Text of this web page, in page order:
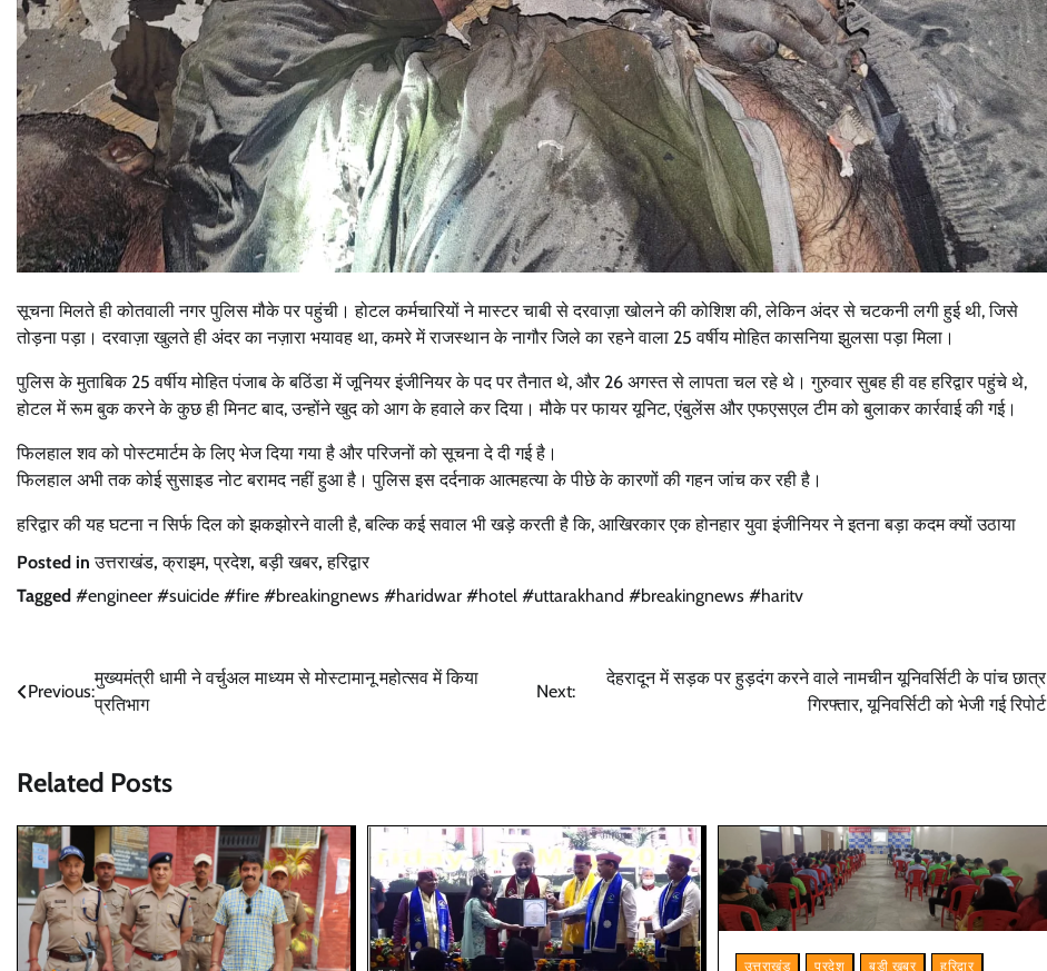
सूचना मिलते ही कोतवाली नगर पुलिस मौके पर पहुंची। होटल कर्मचारियों ने मास्टर चाबी से दरवाज़ा खोलने की कोशिश की, लेकिन अंदर से चटकनी लगी हुई थी, जिसे
तोड़ना पड़ा। दरवाज़ा खुलते ही अंदर का नज़ारा भयावह था, कमरे में राजस्थान के नागौर जिले का रहने वाला 25 वर्षीय मोहित कासनिया झुलसा पड़ा मिला।
पुलिस के मुताबिक 25 वर्षीय मोहित पंजाब के बठिंडा में जूनियर इंजीनियर के पद पर तैनात थे, और 26 अगस्त से लापता चल रहे थे। गुरुवार सुबह ही वह हरिद्वार पहुंचे थे,
होटल में रूम बुक करने के कुछ ही मिनट बाद, उन्होंने खुद को आग के हवाले कर दिया। मौके पर फायर यूनिट, एंबुलेंस और एफएसएल टीम को बुलाकर कार्रवाई की गई।
फिलहाल शव को पोस्टमार्टम के लिए भेज दिया गया है और परिजनों को सूचना दे दी गई है।
फिलहाल अभी तक कोई सुसाइड नोट बरामद नहीं हुआ है। पुलिस इस दर्दनाक आत्महत्या के पीछे के कारणों की गहन जांच कर रही है।
हरिद्वार की यह घटना न सिर्फ दिल को झकझोरने वाली है, बल्कि कई सवाल भी खड़े करती है कि, आखिरकार एक होनहार युवा इंजीनियर ने इतना बड़ा कदम क्यों उठाया
Posted inउत्तराखंड,क्राइम,प्रदेश,बड़ी खबर,हरिद्वार
Tagged #engineer #suicide #fire #breakingnews #haridwar #hotel #uttarakhand #breakingnews #haritv
Post
navigation
Previous:
मुख्यमंत्री धामी ने वर्चुअल माध्यम से मोस्टामानू महोत्सव में किया
प्रतिभाग
Next:
देहरादून में सड़क पर हुड़दंग करने वाले नामचीन यूनिवर्सिटी के पांच छात्र
गिरफ्तार, यूनिवर्सिटी को भेजी गई रिपोर्ट
Related Posts
उत्तराखंड प्रदेश बड़ी खबर हरिद्वार
बेटे की गेमिंग लत से परिवार बदहाल, मां ने लगाई
आर्थिक मदद की गुहार